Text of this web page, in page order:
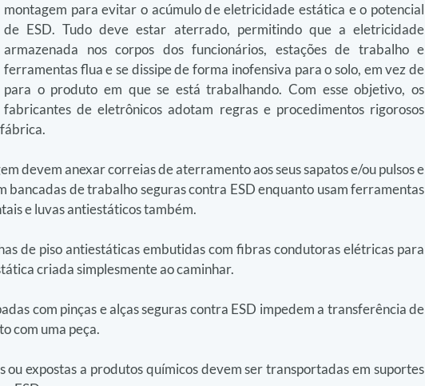
montagem para evitar o acúmulo de eletricidade estática e o potencial
de ESD. Tudo deve estar aterrado, permitindo que a eletricidade
armazenada nos corpos dos funcionários, estações de trabalho e
ferramentas flua e se dissipe de forma inofensiva para o solo, em vez de
para o produto em que se está trabalhando. Com esse objetivo, os
fabricantes de eletrônicos adotam regras e procedimentos rigorosos
devem anexar correias de aterramento aos seus sapatos e/ou pulsos e
bancadas de trabalho seguras contra ESD enquanto usam ferramentas
e luvas antiestáticos também.
de piso antiestáticas embutidas com fibras condutoras elétricas para
criada simplesmente ao caminhar.
com pinças e alças seguras contra ESD impedem a transferência de
com uma peça.
ou expostas a produtos químicos devem ser transportadas em suportes